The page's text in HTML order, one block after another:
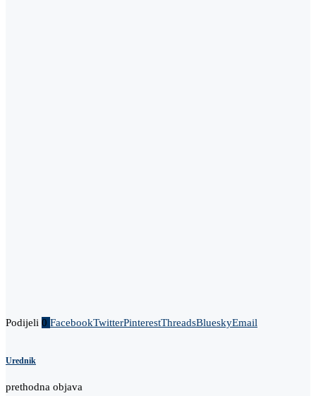
Podijeli 0 FacebookTwitterPinterestThreadsBlueskyEmail
Urednik
prethodna objava